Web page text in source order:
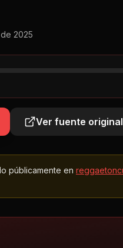
2025
Ver fuente original
públicamente en